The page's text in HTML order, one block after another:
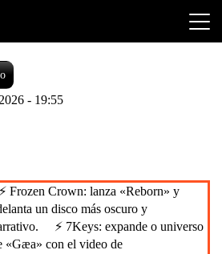
- 19:55
⚡ Frozen Crown: lanza «Reborn» y
un disco más oscuro y
⚡ 7Keys: expande o universo
«Gæa» con el video de